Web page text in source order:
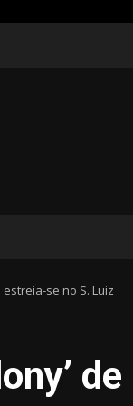
estreia-se no S. Luiz